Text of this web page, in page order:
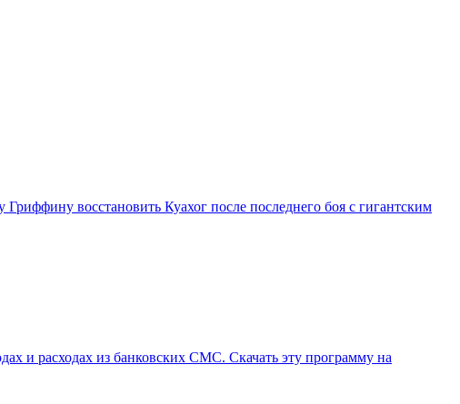
восстановить Куахог после последнего боя с гигантским
и расходах из банковских СМС. Скачать эту программу на